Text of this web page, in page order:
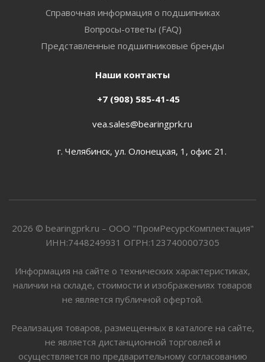
Справочная информация о подшипниках
Вопросы-ответы (FAQ)
Представленные подшипниковые бренды
Наши контакты
+7 (908) 585-41-45
vea.sales@bearingprk.ru
г. Челябинск, ул. Олонецкая, 1, офис 21.
2026 © bearingprk.ru – ООО "ПромРесурсКомплектация"
ИНН:7448249931 ОГРН:1237400007305
Информация на сайте о технических характеристиках,
наличии на складе, стоимости и изображениях товаров
не является публичной офертой.
Реализация товаров, размещенных в каталоге на сайте,
не является дистанционной торговлей и
осуществляется по предварительному согласованию